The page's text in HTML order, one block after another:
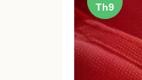
Th9